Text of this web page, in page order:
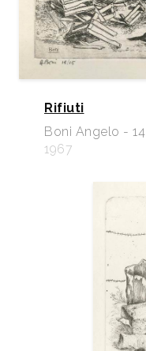
Rifiuti
Boni Angelo - 14
1967